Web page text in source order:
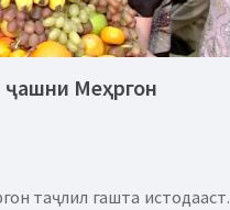
Меҳргон
таҷлил гашта истодааст.